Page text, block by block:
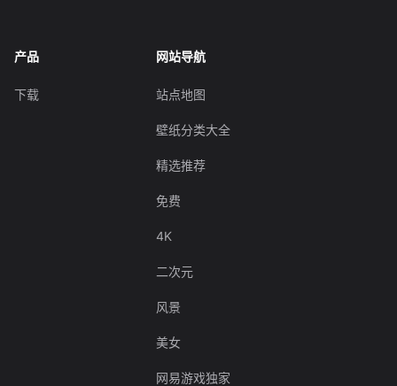
产品
下载
网站导航
站点地图
壁纸分类大全
精选推荐
免费
4K
二次元
风景
美女
网易游戏独家